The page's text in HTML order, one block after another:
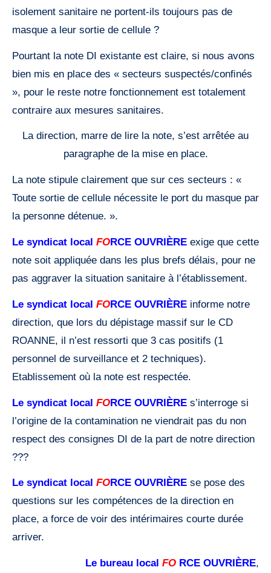
isolement sanitaire ne portent-ils toujours pas de
masque a leur sortie de cellule ?
Pourtant la note DI existante est claire, si nous avons
bien mis en place des « secteurs suspectés/conﬁnés
», pour le reste notre fonctionnement est totalement
contraire aux mesures sanitaires.
La direction, marre de lire la note, s’est arrêtée au
paragraphe de la mise en place.
La note stipule clairement que sur ces secteurs : «
Toute sortie de cellule nécessite le port du masque par
la personne détenue. ».
Le syndicat local FORCE OUVRIÈRE exige que cette
note soit appliquée dans les plus brefs délais, pour ne
pas aggraver la situation sanitaire à l’établissement.
Le syndicat local FORCE OUVRIÈRE informe notre
direction, que lors du dépistage massif sur le CD
ROANNE, il n’est ressorti que 3 cas positifs (1
personnel de surveillance et 2 techniques).
Etablissement où la note est respectée.
Le syndicat local FORCE OUVRIÈRE s’interroge si
l’origine de la contamination ne viendrait pas du non
respect des consignes DI de la part de notre direction
???
Le syndicat local FORCE OUVRIÈRE se pose des
questions sur les compétences de la direction en
place, a force de voir des intérimaires courte durée
arriver.
Le bureau local FO RCE OUVRIÈRE,